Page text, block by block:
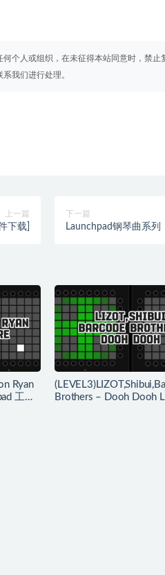
个人或组织，在未征得本站同意时，禁止
我们进行处理。
上一篇
下载]
下一篇
Launchpad钢琴曲系列
Ryan
工程
Brothers – Dooh Dooh